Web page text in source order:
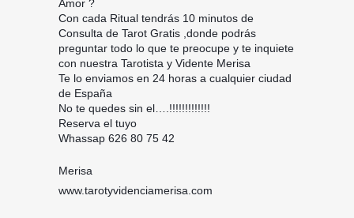
Amor ?
Con cada Ritual tendrás 10 minutos de
Consulta de Tarot Gratis ,donde podrás
preguntar todo lo que te preocupe y te inquiete
con nuestra Tarotista y Vidente Merisa
Te lo enviamos en 24 horas a cualquier ciudad
de España
No te quedes sin el….!!!!!!!!!!!!!
Reserva el tuyo
Whassap 626 80 75 42
Merisa
www.tarotyvidenciamerisa.com